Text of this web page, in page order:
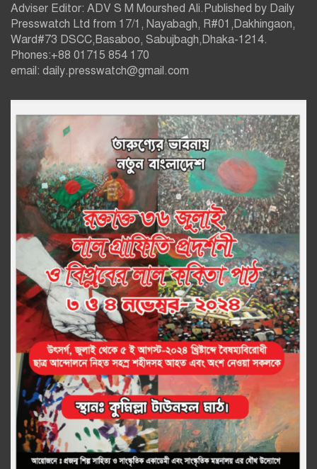
Adviser Editor: ADV S M Mourshed Ali.Published by Daily
Presswatch Ltd from 17/1, Nayabagh, R#01,Dakhingaon,
Ward#73 DSCC,Basaboo, Sabujbagh,Dhaka-1214.
Phones:+88 01715 854 170
email: daily.presswatch@gmail.com